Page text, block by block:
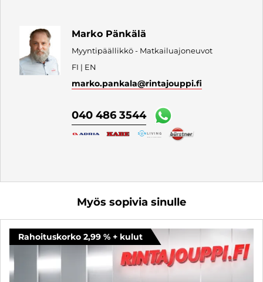
Marko Pänkälä
Myyntipäällikkö - Matkailuajoneuvot
FI | EN
marko.pankala@rintajouppi.fi
040 486 3544
Myös sopivia sinulle
Rahoituskorko 2,99 % + kulut